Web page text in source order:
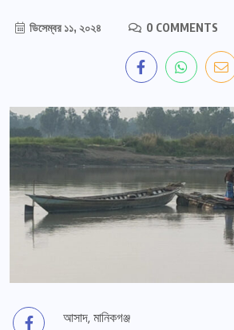
ডিসেম্বর ১১, ২০২৪ 0 COMMENTS
আসাদ, মানিকগঞ্জ